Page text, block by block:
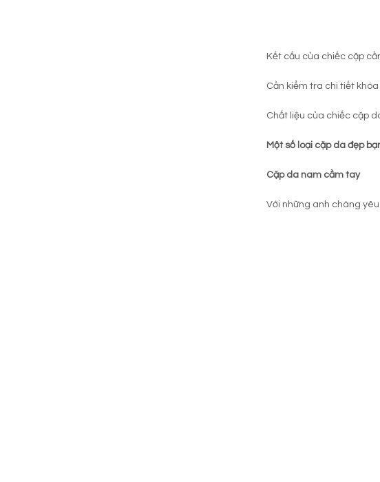
Kết cấu của chiếc cặp
Cần kiểm tra chi tiết
Chất liệu của chiếc cặp
Một số loại cặp da đẹp
Cặp da nam cầm tay
Với những anh chàng